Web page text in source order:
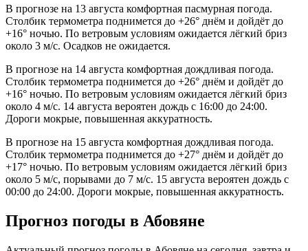
В прогнозе на 13 августа комфортная пасмурная погода.
Столбик термометра поднимется до +26° днём и дойдёт до
+16° ночью. По ветровым условиям ожидается лёгкий бриз
около 3 м/с. Осадков не ожидается.
В прогнозе на 14 августа комфортная дождливая погода.
Столбик термометра поднимется до +26° днём и дойдёт до
+16° ночью. По ветровым условиям ожидается лёгкий бриз
около 4 м/с. 14 августа вероятен дождь с 16:00 до 24:00.
Дороги мокрые, повышенная аккуратность.
В прогнозе на 15 августа комфортная дождливая погода.
Столбик термометра поднимется до +27° днём и дойдёт до
+17° ночью. По ветровым условиям ожидается лёгкий бриз
около 5 м/с, порывами до 7 м/с. 15 августа вероятен дождь с
00:00 до 24:00. Дороги мокрые, повышенная аккуратность.
Прогноз погоды в Абовяне